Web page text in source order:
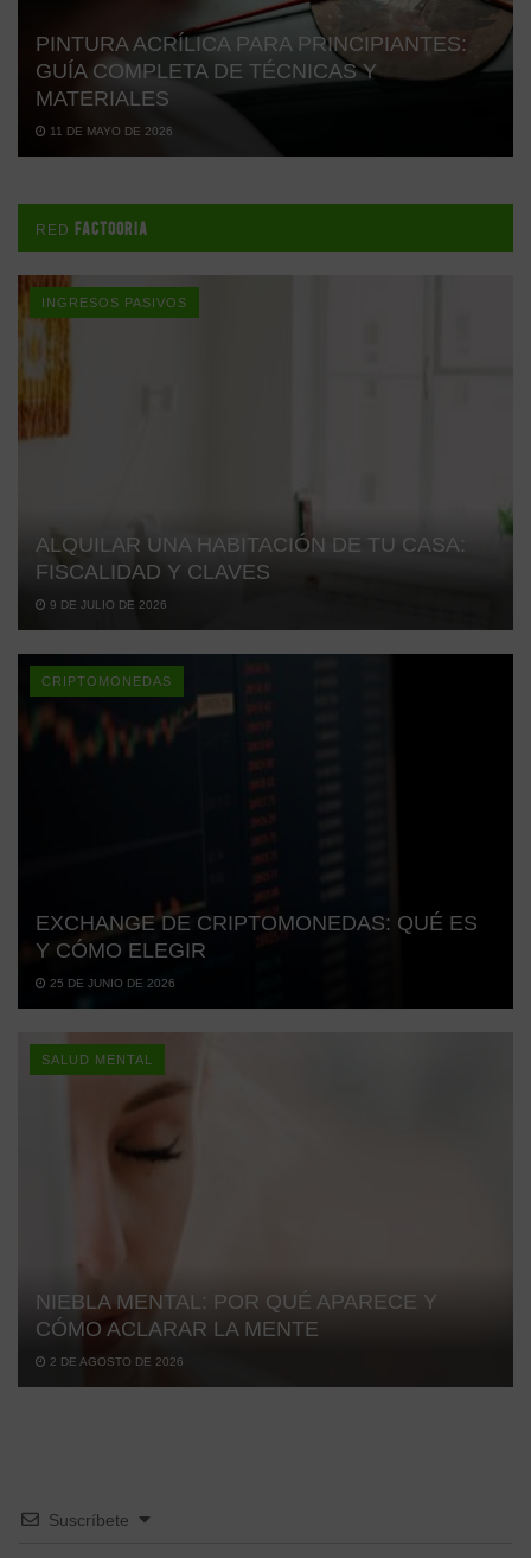
PINTURA ACRÍLICA PARA PRINCIPIANTES:
GUÍA COMPLETA DE TÉCNICAS Y
MATERIALES
11 DE MAYO DE 2026
RED FACTOORIA
INGRESOS PASIVOS
ALQUILAR UNA HABITACIÓN DE TU CASA:
FISCALIDAD Y CLAVES
9 DE JULIO DE 2026
CRIPTOMONEDAS
EXCHANGE DE CRIPTOMONEDAS: QUÉ ES
Y CÓMO ELEGIR
25 DE JUNIO DE 2026
SALUD MENTAL
NIEBLA MENTAL: POR QUÉ APARECE Y
CÓMO ACLARAR LA MENTE
2 DE AGOSTO DE 2026
Suscríbete